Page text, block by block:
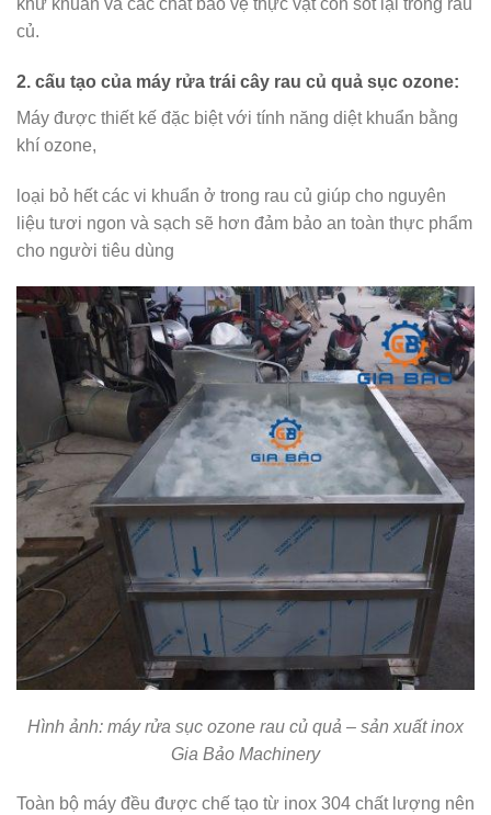
khử khuẩn và các chất bảo vệ thực vật còn sót lại trong rau
củ.
2. cấu tạo của máy rửa trái cây rau củ quả sục ozone:
Máy được thiết kế đặc biệt với tính năng diệt khuẩn bằng
khí ozone,
loại bỏ hết các vi khuẩn ở trong rau củ giúp cho nguyên
liệu tươi ngon và sạch sẽ hơn đảm bảo an toàn thực phẩm
cho người tiêu dùng
Hình ảnh: máy rửa sục ozone rau củ quả – sản xuất inox
Gia Bảo Machinery
Toàn bộ máy đều được chế tạo từ inox 304 chất lượng nên